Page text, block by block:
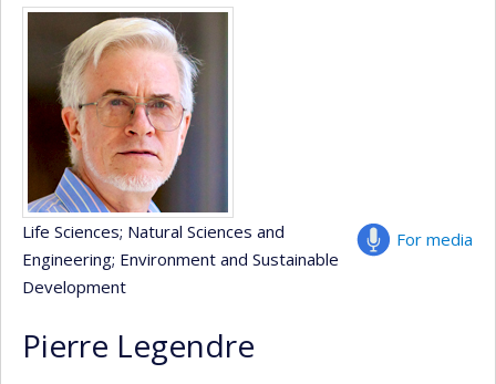
For media
Life Sciences; Natural Sciences and
Engineering; Environment and Sustainable
Development
Pierre Legendre